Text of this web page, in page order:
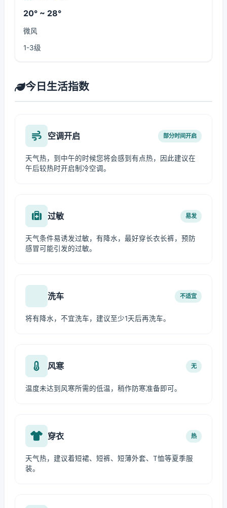
20° ~ 28°
微风
1-3级
今日生活指数
空调开启 部分时间开启
天气热，到中午的时候您将会感到有点热，因此建议在
午后较热时开启制冷空调。
过敏 易发
天气条件易诱发过敏，有降水，最好穿长衣长裤，预防
感冒可能引发的过敏。
洗车 不适宜
将有降水，不宜洗车，建议至少1天后再洗车。
风寒 无
温度未达到风寒所需的低温，稍作防寒准备即可。
穿衣 热
天气热，建议着短裙、短裤、短薄外套、T恤等夏季服
装。